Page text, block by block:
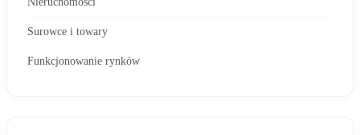
Surowce i towary
Funkcjonowanie rynków